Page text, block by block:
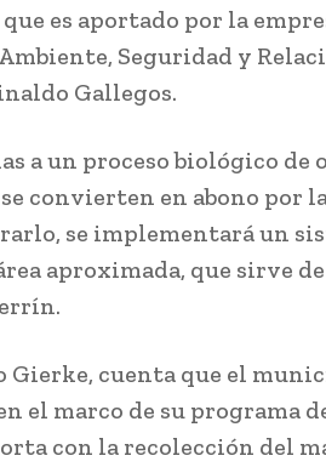
es aportado por la
Seguridad y
Gallegos.
a un proceso biológico de
convierten en abono por
se implementará un
aproximada, que sirve
Gierke, cuenta que el
el marco de su programa
con la recolección del